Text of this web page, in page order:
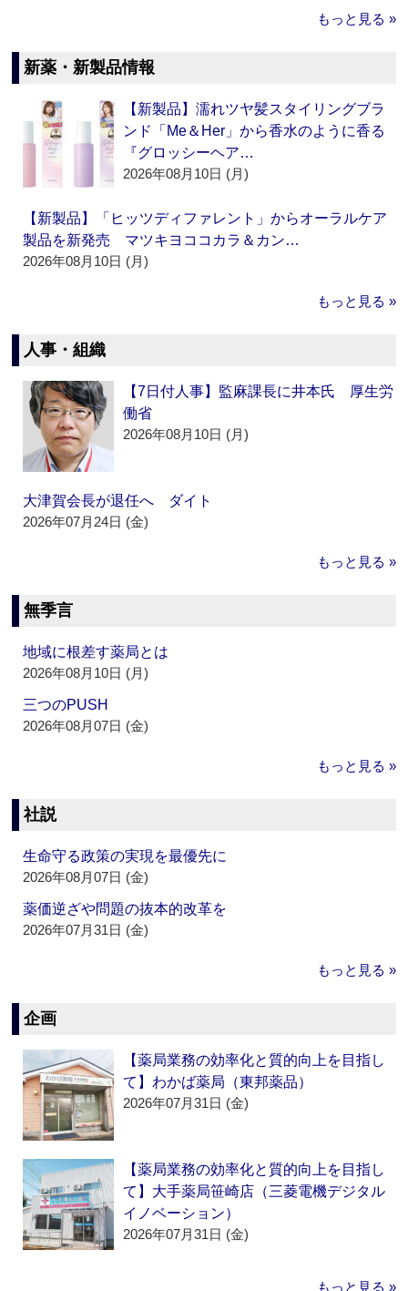
もっと見る »
新薬・新製品情報
【新製品】濡れツヤ髪スタイリングブラ
ンド「Me＆Her」から香水のように香る
『グロッシーヘア…
2026年08月10日 (月)
【新製品】「ヒッツディファレント」からオーラルケア
製品を新発売 マツキヨココカラ＆カン…
2026年08月10日 (月)
もっと見る »
人事・組織
【7日付人事】監麻課長に井本氏 厚生労
働省
2026年08月10日 (月)
大津賀会長が退任へ ダイト
2026年07月24日 (金)
もっと見る »
無季言
地域に根差す薬局とは
2026年08月10日 (月)
三つのPUSH
2026年08月07日 (金)
もっと見る »
社説
生命守る政策の実現を最優先に
2026年08月07日 (金)
薬価逆ざや問題の抜本的改革を
2026年07月31日 (金)
もっと見る »
企画
【薬局業務の効率化と質的向上を目指し
て】わかば薬局（東邦薬品）
2026年07月31日 (金)
【薬局業務の効率化と質的向上を目指し
て】大手薬局笹崎店（三菱電機デジタル
イノベーション）
2026年07月31日 (金)
もっと見る »